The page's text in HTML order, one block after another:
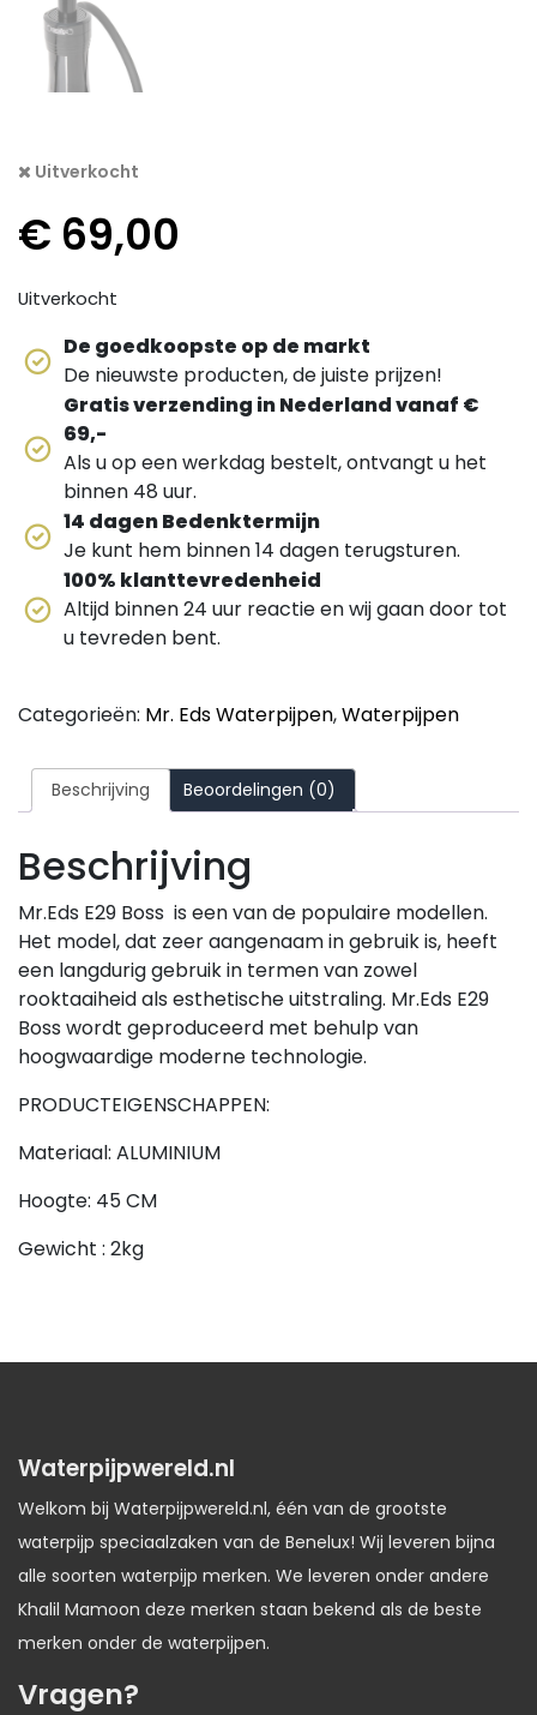
Uitverkocht
€ 69,00
De goedkoopste op de markt
De nieuwste producten, de juiste prijzen!
Gratis verzending in Nederland vanaf €
69,-
Als u op een werkdag bestelt, ontvangt u het
binnen 48 uur.
14 dagen Bedenktermijn
Je kunt hem binnen 14 dagen terugsturen.
100% klanttevredenheid
Altijd binnen 24 uur reactie en wij gaan door tot
u tevreden bent.
Uitverkocht
Categorieën: Mr. Eds Waterpijpen,Waterpijpen
Beschrijving Beoordelingen (0)
Beschrijving
Mr.Eds E29 Boss is een van de populaire modellen.
Het model, dat zeer aangenaam in gebruik is, heeft
een langdurig gebruik in termen van zowel
rooktaaiheid als esthetische uitstraling. Mr.Eds E29
Boss wordt geproduceerd met behulp van
hoogwaardige moderne technologie.
PRODUCTEIGENSCHAPPEN:
Materiaal: ALUMINIUM
Hoogte: 45 CM
Gewicht : 2kg
Waterpijpwereld.nl
Welkom bij Waterpijpwereld.nl, één van de grootste
waterpijp speciaalzaken van de Benelux! Wij leveren bijna
alle soorten waterpijp merken. We leveren onder andere
Khalil Mamoon deze merken staan bekend als de beste
merken onder de waterpijpen.
Vragen?